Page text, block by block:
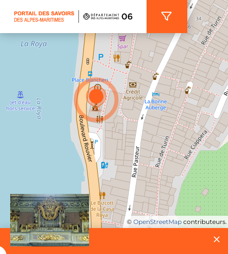
© OpenStreetMap contributeurs.